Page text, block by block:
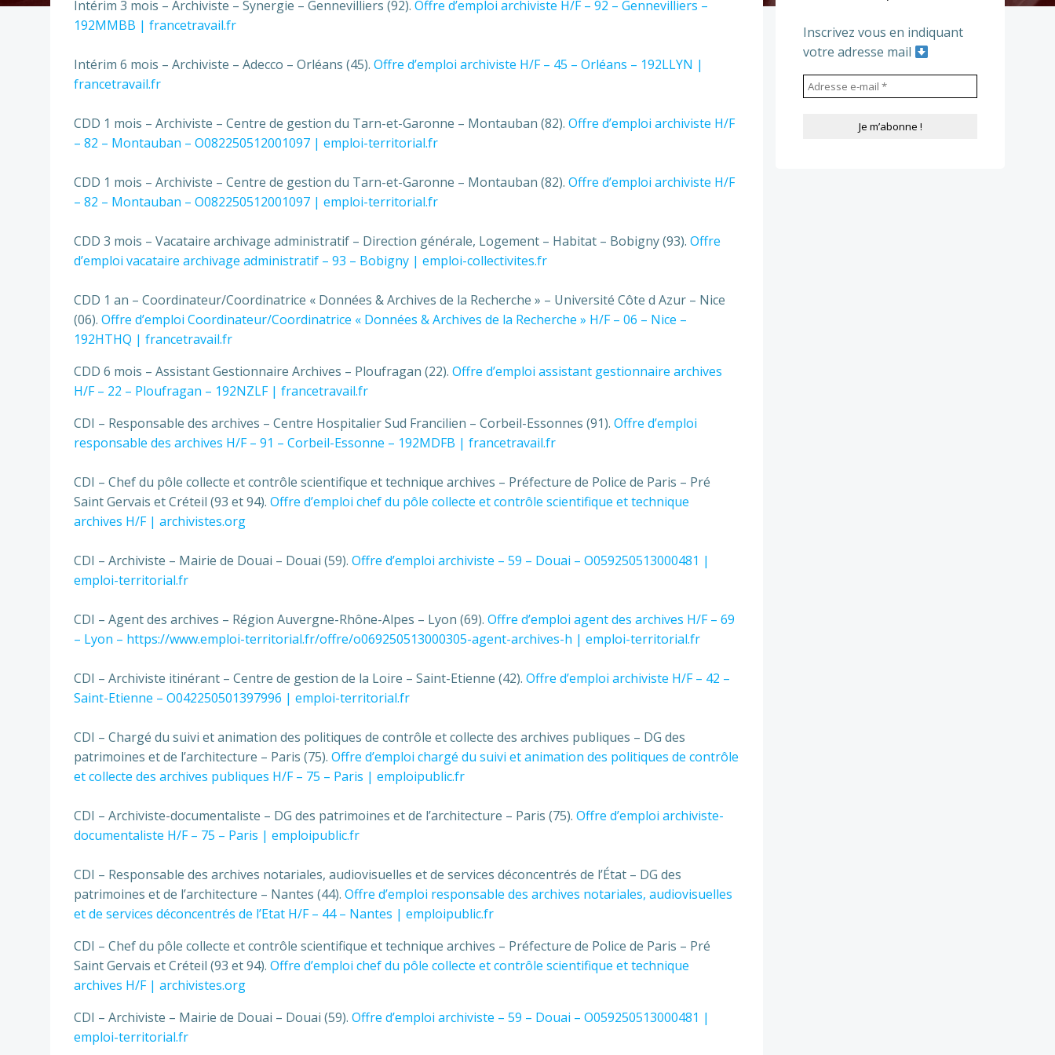
Intérim 3 mois – Archiviste – Synergie – Gennevilliers (92). Offre d’emploi archiviste H/F – 92 – Gennevilliers –
192MMBB | francetravail.fr
Intérim 6 mois – Archiviste – Adecco – Orléans (45). Offre d’emploi archiviste H/F – 45 – Orléans – 192LLYN |
francetravail.fr
CDD 1 mois – Archiviste – Centre de gestion du Tarn-et-Garonne – Montauban (82). Offre d’emploi archiviste H/F
– 82 – Montauban – O082250512001097 | emploi-territorial.fr
CDD 1 mois – Archiviste – Centre de gestion du Tarn-et-Garonne – Montauban (82). Offre d’emploi archiviste H/F
– 82 – Montauban – O082250512001097 | emploi-territorial.fr
CDD 3 mois – Vacataire archivage administratif – Direction générale, Logement – Habitat – Bobigny (93). Offre
d’emploi vacataire archivage administratif – 93 – Bobigny | emploi-collectivites.fr
CDD 1 an – Coordinateur/Coordinatrice « Données & Archives de la Recherche » – Université Côte d Azur – Nice
(06). Offre d’emploi Coordinateur/Coordinatrice « Données & Archives de la Recherche » H/F – 06 – Nice –
192HTHQ | francetravail.fr
CDD 6 mois – Assistant Gestionnaire Archives – Ploufragan (22). Offre d’emploi assistant gestionnaire archives
H/F – 22 – Ploufragan – 192NZLF | francetravail.fr
CDI – Responsable des archives – Centre Hospitalier Sud Francilien – Corbeil-Essonnes (91). Offre d’emploi
responsable des archives H/F – 91 – Corbeil-Essonne – 192MDFB | francetravail.fr
CDI – Chef du pôle col­lecte et contrôle scien­ti­fi­que et tech­ni­que archi­ves – Préfecture de Police de Paris – Pré
Saint Gervais et Créteil (93 et 94). Offre d’emploi chef du pôle collecte et contrôle scientifique et technique
archives H/F | archivistes.org
CDI – Archiviste – Mairie de Douai – Douai (59). Offre d’emploi archiviste – 59 – Douai – O059250513000481 |
emploi-territorial.fr
CDI – Agent des archives – Région Auvergne-Rhône-Alpes – Lyon (69). Offre d’emploi agent des archives H/F – 69
– Lyon – https://www.emploi-territorial.fr/offre/o069250513000305-agent-archives-h | emploi-territorial.fr
CDI – Archiviste itinérant – Centre de gestion de la Loire – Saint-Etienne (42). Offre d’emploi archiviste H/F – 42 –
Saint-Etienne – O042250501397996 | emploi-territorial.fr
CDI – Chargé du suivi et animation des politiques de contrôle et collecte des archives publiques – DG des
patrimoines et de l’architecture – Paris (75). Offre d’emploi chargé du suivi et animation des politiques de contrôle
et collecte des archives publiques H/F – 75 – Paris | emploipublic.fr
CDI – Archiviste-documentaliste – DG des patrimoines et de l’architecture – Paris (75). Offre d’emploi archiviste-
documentaliste H/F – 75 – Paris | emploipublic.fr
CDI – Responsable des archives notariales, audiovisuelles et de services déconcentrés de l’État – DG des
patrimoines et de l’architecture – Nantes (44). Offre d’emploi responsable des archives notariales, audiovisuelles
et de services déconcentrés de l’Etat H/F – 44 – Nantes | emploipublic.fr
CDI – Chef du pôle col­lecte et contrôle scien­ti­fi­que et tech­ni­que archi­ves – Préfecture de Police de Paris – Pré
Saint Gervais et Créteil (93 et 94). Offre d’emploi chef du pôle collecte et contrôle scientifique et technique
archives H/F | archivistes.org
CDI – Archiviste – Mairie de Douai – Douai (59). Offre d’emploi archiviste – 59 – Douai – O059250513000481 |
emploi-territorial.fr
Inscrivez vous en indiquant
votre adresse mail